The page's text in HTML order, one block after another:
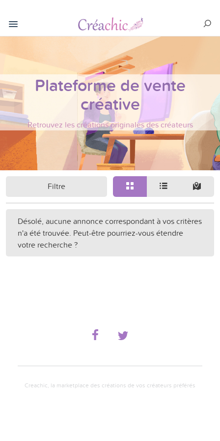
Plateforme de vente
créative
Retrouvez les créations originales des créateurs
Filtre
Désolé, aucune annonce correspondant à vos critères
n'a été trouvée. Peut-être pourriez-vous étendre
votre recherche ?
Creachic, la marketplace des créations de vos créateurs préférés